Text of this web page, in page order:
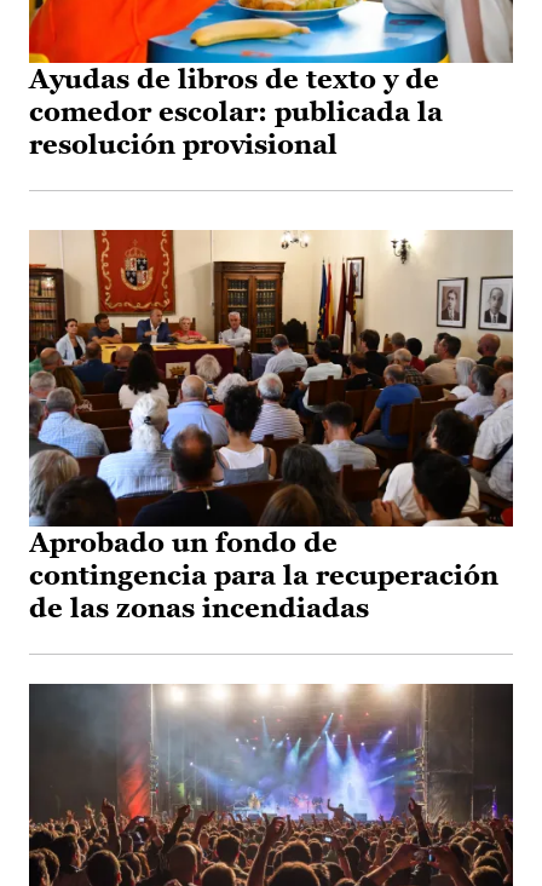
Ayudas de libros de texto y de
comedor escolar: publicada la
resolución provisional
Aprobado un fondo de
contingencia para la recuperación
de las zonas incendiadas